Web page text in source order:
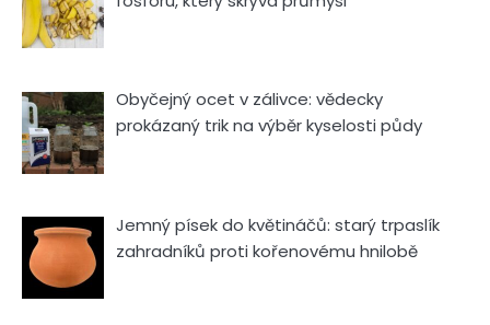
Obyčejný ocet v zálivce: vědecky
prokázaný trik na výběr kyselosti půdy
Jemný písek do květináčů: starý trpaslík
zahradníků proti kořenovému hnilobě